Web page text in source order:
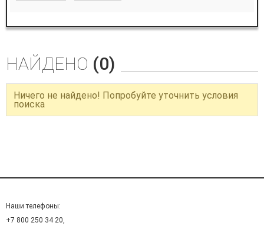
НАЙДЕНО (0)
Ничего не найдено! Попробуйте уточнить условия
поиска
Наши телефоны:
+7 800 250 34 20,